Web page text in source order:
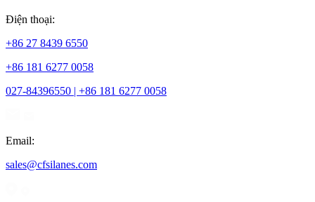
Điện thoại:
+86 27 8439 6550
+86 181 6277 0058
027-84396550 | +86 181 6277 0058
Email:
sales@cfsilanes.com